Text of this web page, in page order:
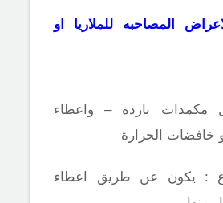
المصاحبه للملاريا او
مكمدات باردة – واعطاء
خافضات الحرارة
: يكون عن طريق اعطاء